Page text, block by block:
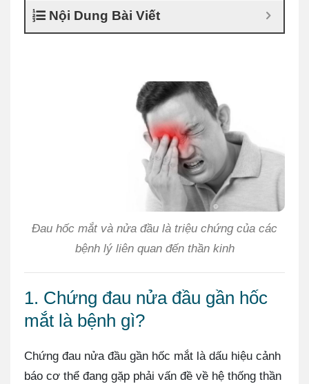
Nội Dung Bài Viết
Đau hốc mắt và nửa đầu là triệu chứng của các
bệnh lý liên quan đến thần kinh
1. Chứng đau nửa đầu gần hốc
mắt là bệnh gì?
Chứng đau nửa đầu gần hốc mắt là dấu hiệu cảnh
báo cơ thể đang gặp phải vấn đề về hệ thống thần